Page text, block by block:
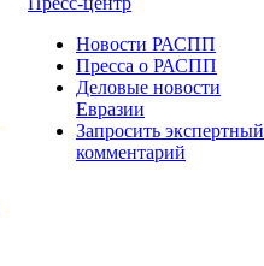
Новости РАСПП
Пресса о РАСПП
Деловые новости
Евразии
Запросить экспертный
комментарий